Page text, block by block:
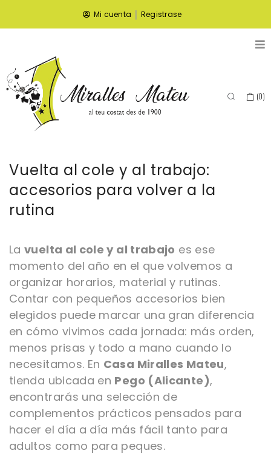
Mi cuenta | Registrase
(0)
Vuelta al cole y al trabajo:
accesorios para volver a la
rutina
Lavuelta al cole y al trabajo es ese
momento del año en el que volvemos a
organizar horarios, material y rutinas.
Contar con pequeños accesorios bien
elegidos puede marcar una gran diferencia
en cómo vivimos cada jornada: más orden,
menos prisas y todo a mano cuando lo
necesitamos. En Casa Miralles Mateu,
tienda ubicada en Pego (Alicante),
encontrarás una selección de
complementos prácticos pensados para
hacer el día a día más fácil tanto para
adultos como para peques.